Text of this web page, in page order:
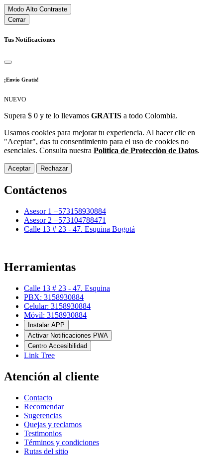
Modo Alto Contraste
Cerrar
Tus Notificaciones
¡Envío Gratis!
NUEVO
Supera $ 0 y te lo llevamos GRATIS a todo Colombia.
Usamos cookies para mejorar tu experiencia. Al hacer clic en
"Aceptar", das tu consentimiento para el uso de cookies no
esenciales. Consulta nuestra Política de Protección de Datos.
Aceptar Rechazar
Contáctenos
Asesor 1 +573158930884
Asesor 2 +573104788471
Calle 13 # 23 - 47. Esquina Bogotá
Herramientas
Calle 13 # 23 - 47. Esquina
PBX: 3158930884
Celular: 3158930884
Móvil: 3158930884
Instalar APP
Activar Notificaciones PWA
Centro Accesibilidad
Link Tree
Atención al cliente
Contacto
Recomendar
Sugerencias
Quejas y reclamos
Testimonios
Términos y condiciones
Rutas del sitio